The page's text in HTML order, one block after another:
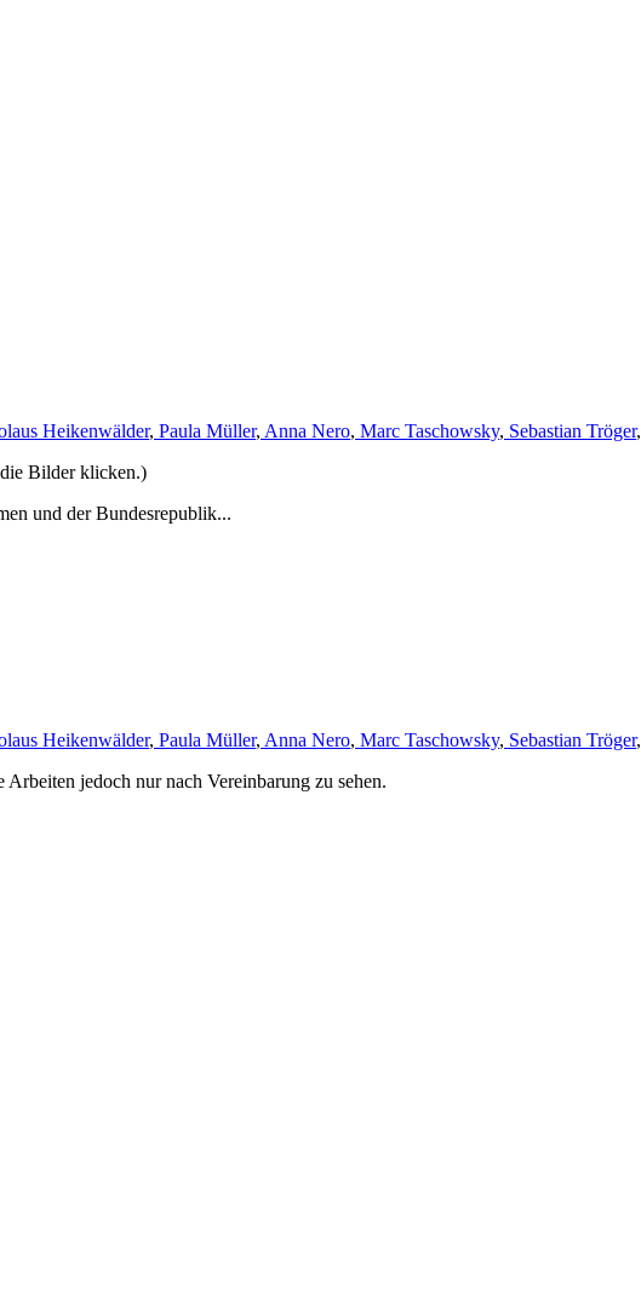
Heikenwälder, Paula Müller, Anna Nero, Marc Taschowsky, Sebastian Tröger,
Bilder klicken.)
und der Bundesrepublik...
Heikenwälder, Paula Müller, Anna Nero, Marc Taschowsky, Sebastian Tröger,
jedoch nur nach Vereinbarung zu sehen.